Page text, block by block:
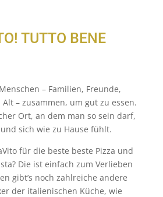
TUTTO BENE
– Familien, Freunde,
Alt – zusammen, um gut zu essen.
Ort, an dem man so sein darf,
sich wie zu Hause fühlt.
für die beste beste Pizza und
Die ist einfach zum Verlieben
gibt’s noch zahlreiche andere
der italienischen Küche, wie